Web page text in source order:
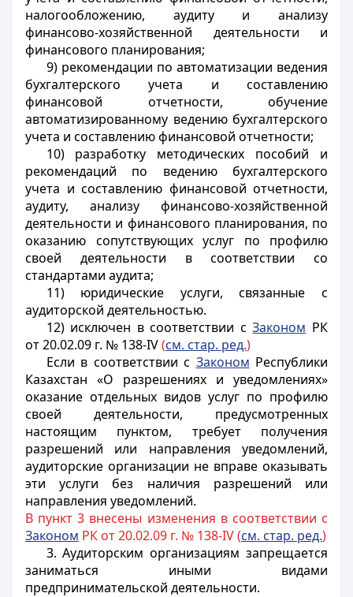
налогообложению, аудиту и анализу
финансово-хозяйственной деятельности и
финансового планирования;
9) рекомендации по автоматизации ведения
бухгалтерского учета и составлению
финансовой отчетности, обучение
автоматизированному ведению бухгалтерского
учета и составлению финансовой отчетности;
10) разработку методических пособий и
рекомендаций по ведению бухгалтерского
учета и составлению финансовой отчетности,
аудиту, анализу финансово-хозяйственной
деятельности и финансового планирования, по
оказанию сопутствующих услуг по профилю
своей деятельности в соответствии со
стандартами аудита;
11) юридические услуги, связанные с
аудиторской деятельностью.
12) исключен в соответствии сЗаконом РК
от 20.02.09 г. № 138-IV(см. стар. ред.)
Если в соответствии с Законом Республики
Казахстан «О разрешениях и уведомлениях»
оказание отдельных видов услуг по профилю
своей деятельности, предусмотренных
настоящим пунктом, требует получения
разрешений или направления уведомлений,
аудиторские организации не вправе оказывать
эти услуги без наличия разрешений или
направления уведомлений.
В пункт 3 внесены изменения в соответствии с
Законом РК от 20.02.09 г. № 138-IV (см. стар. ред.)
3. Аудиторским организациям запрещается
заниматься иными видами
предпринимательской деятельности.